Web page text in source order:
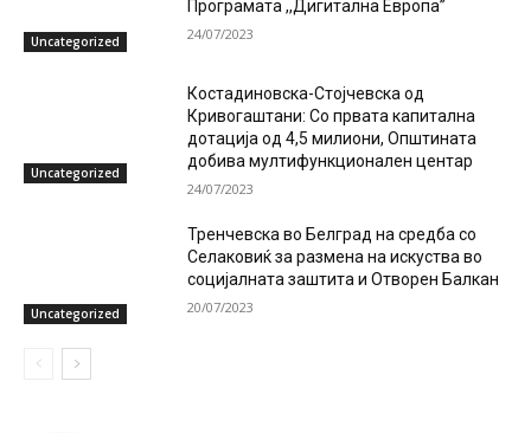
Uncategorized
Програмата ,,Дигитална Европа”
24/07/2023
Uncategorized
Костадиновска-Стојчевска од
Кривогаштани: Со првата капитална
дотација од 4,5 милиони, Општината
добива мултифункционален центар
24/07/2023
Uncategorized
Тренчевска во Белград на средба со
Селаковиќ за размена на искуства во
социјалната заштита и Отворен Балкан
20/07/2023